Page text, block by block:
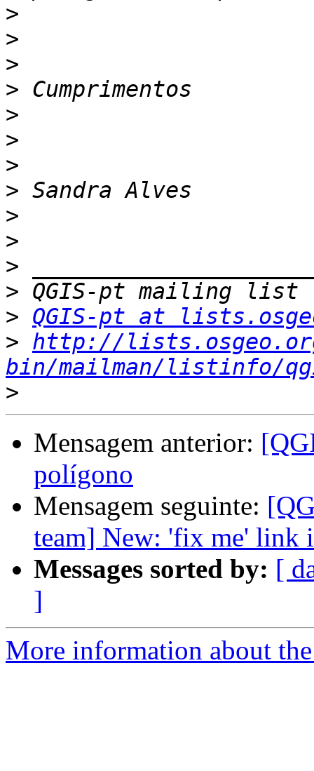
>
>
>
>
>
>
>
>
>
>
>
>
> QGIS-pt at
> http://
bin/mailman/listinfo/
>
Mensagem anterior:
polígono
Mensagem seguinte:
team] New: 'fix me' link
Messages sorted by: [
]
More information about